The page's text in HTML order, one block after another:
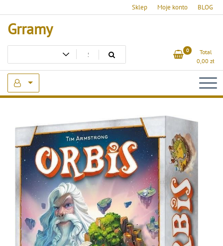
to
content
Sklep Moje konto BLOG
Grramy
0
Total
0,00 zł